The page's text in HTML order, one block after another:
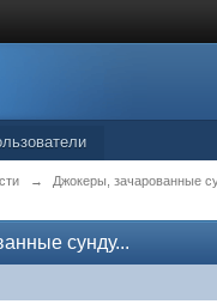
→ Джокеры, зачарованные
сунду...